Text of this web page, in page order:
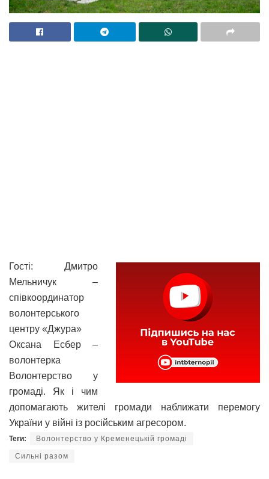
Гості: Дмитро
Мельничук –
співкоординатор
волонтерського
центру «Джура»
Оксана Есбер –
волонтерка
Волонтерство у
громаді. Як і чим
допомагають жителі громади наближати перемогу
України у війні із російським агресором.
Теги: Волонтерство у Кременецькій громаді
Сильні разом